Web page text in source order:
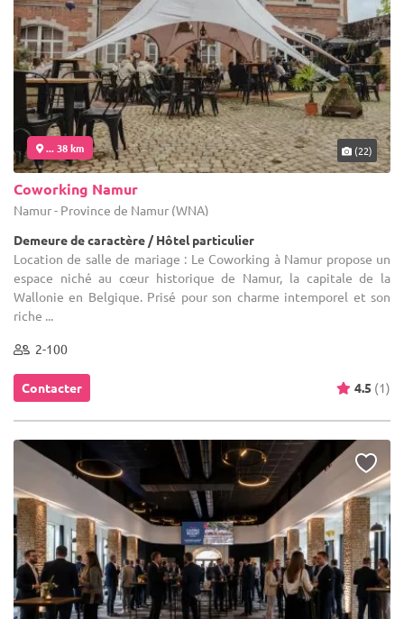
... 38 km (22)
Coworking Namur
Namur - Province de Namur (WNA)
Demeure de caractère / Hôtel particulier
Location de salle de mariage : Le Coworking à Namur propose un
espace niché au cœur historique de Namur, la capitale de la
Wallonie en Belgique. Prisé pour son charme intemporel et son
riche ...
2-100
Contacter 4.5 (1)